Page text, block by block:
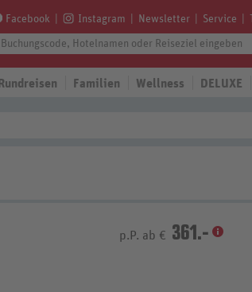
Facebook Instagram Newsletter Service
Rundreisen Familien Wellness DELUXE
p.P. ab € 361.-